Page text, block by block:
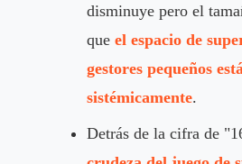
disminuye pero el
que el espacio de
gestores pequeños
sistémicamente.
Detrás de la cifra de